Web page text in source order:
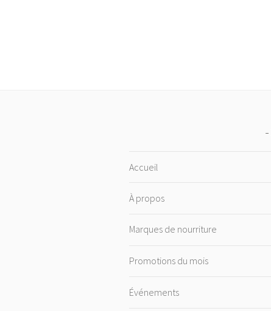
Accueil
À propos
Marques de nourriture
Promotions du mois
Événements